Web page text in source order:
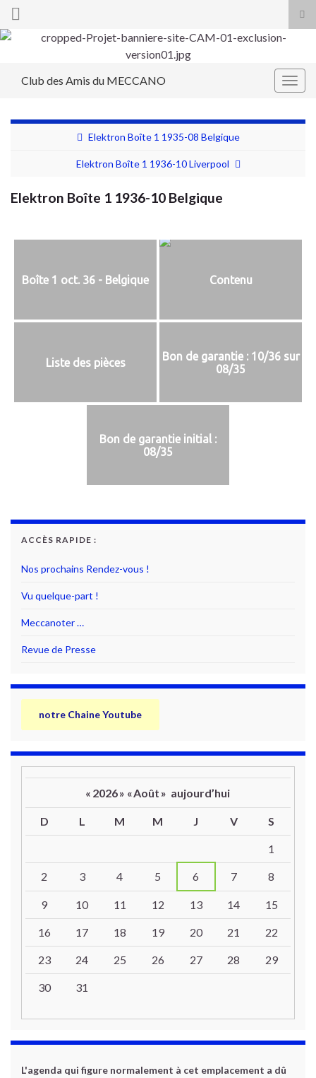
Search for:
Club des Amis du MECCANO
Elektron Boîte 1 1935-08 Belgique
Elektron Boîte 1 1936-10 Liverpool
Elektron Boîte 1 1936-10 Belgique
Boîte 1 oct. 36 - Belgique Contenu
Liste des pièces
Bon de garantie : 10/36 sur
08/35
Bon de garantie initial :
08/35
ACCÈS RAPIDE :
Nos prochains Rendez-vous !
Vu quelque-part !
Meccanoter …
Revue de Presse
notre Chaine Youtube
« 2026» «Août » aujourd’hui
D L M M J V S
1
2 3 4 5 6 7 8
9 10 11 12 13 14 15
16 17 18 19 20 21 22
23 24 25 26 27 28 29
30 31
L'agenda qui figure normalement à cet emplacement a dû